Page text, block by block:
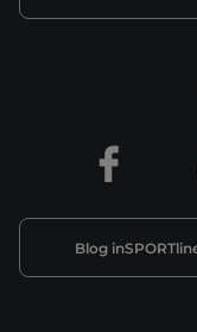
Blog
Facebook